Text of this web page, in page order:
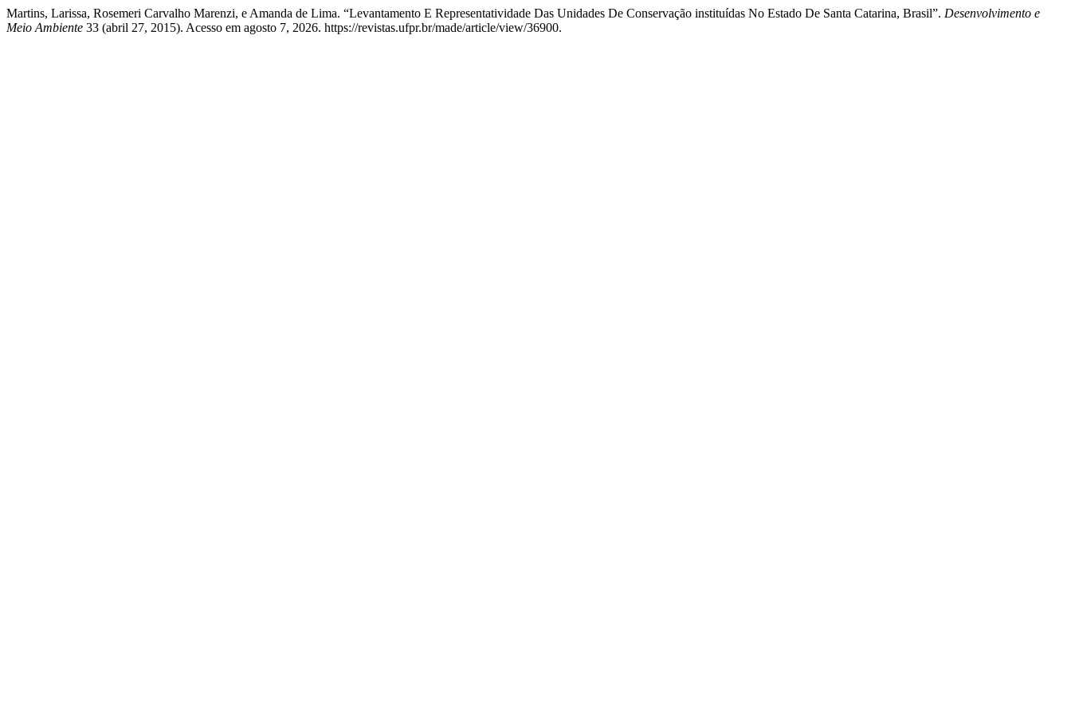
Martins, Larissa, Rosemeri Carvalho Marenzi, e Amanda de Lima. “Levantamento E Representatividade Das Unidades De Conservação instituídas No Estado De Santa Catarina, Brasil”. Desenvolvimento e
Meio Ambiente 33 (abril 27, 2015). Acesso em agosto 7, 2026. https://revistas.ufpr.br/made/article/view/36900.